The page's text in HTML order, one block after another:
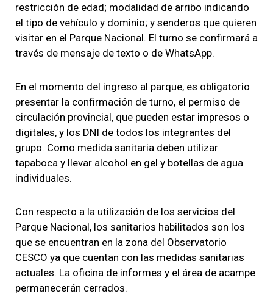
restricción de edad; modalidad de arribo indicando
el tipo de vehículo y dominio; y senderos que quieren
visitar en el Parque Nacional. El turno se confirmará a
través de mensaje de texto o de WhatsApp.
En el momento del ingreso al parque, es obligatorio
presentar la confirmación de turno, el permiso de
circulación provincial, que pueden estar impresos o
digitales, y los DNI de todos los integrantes del
grupo. Como medida sanitaria deben utilizar
tapaboca y llevar alcohol en gel y botellas de agua
individuales.
Con respecto a la utilización de los servicios del
Parque Nacional, los sanitarios habilitados son los
que se encuentran en la zona del Observatorio
CESCO ya que cuentan con las medidas sanitarias
actuales. La oficina de informes y el área de acampe
permanecerán cerrados.